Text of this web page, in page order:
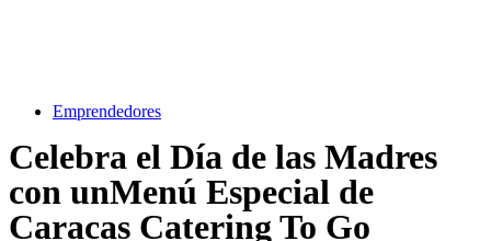
Emprendedores
Celebra el Día de las Madres
con unMenú Especial de
Caracas Catering To Go